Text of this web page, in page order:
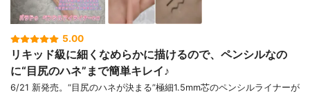
5.00
リキッド級に細くなめらかに描けるので、ペンシルなの
に“目尻のハネ”まで簡単キレイ♪
6/21 新発売。“目尻のハネが決まる”極細1.5mm芯のペンシルライナーが